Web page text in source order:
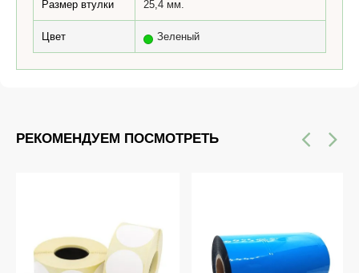
Размер втулки 25,4 мм.
Цвет Зеленый
РЕКОМЕНДУЕМ ПОСМОТРЕТЬ